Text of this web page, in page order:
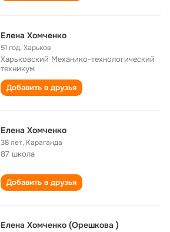
Елена Хомченко
51 год,Харьков
Харьковский Механико-технологический
техникум
Добавить в друзья
Елена Хомченко
38 лет, Караганда
87 школа
Добавить в друзья
Елена Хомченко (Орешкова )